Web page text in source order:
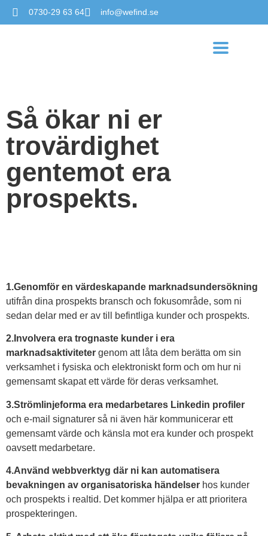
0730-29 63 64 info@wefind.se
Så ökar ni er
trovärdighet
gentemot era
prospekts.
1.Genomför en värdeskapande marknadsundersökning
utifrån dina prospekts bransch och fokusområde, som ni
sedan delar med er av till befintliga kunder och prospekts.
2.Involvera era trognaste kunder i era
marknadsaktiviteter genom att låta dem berätta om sin
verksamhet i fysiska och elektroniskt form och om hur ni
gemensamt skapat ett värde för deras verksamhet.
3.Strömlinjeforma era medarbetares Linkedin profiler
och e-mail signaturer så ni även här kommunicerar ett
gemensamt värde och känsla mot era kunder och prospekt
oavsett medarbetare.
4.Använd webbverktyg där ni kan automatisera
bevakningen av organisatoriska händelser hos kunder
och prospekts i realtid. Det kommer hjälpa er att prioritera
prospekteringen.